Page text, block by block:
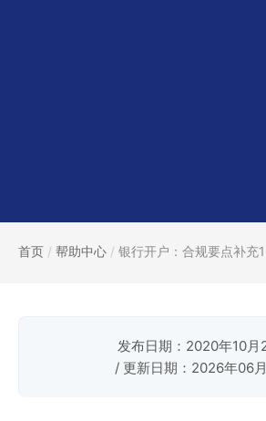
首页 / 帮助中心 / 银行开户：合规要点补充
发布日期：2020年10月
/ 更新日期：2026年06